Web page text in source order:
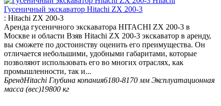
Гусеничный экскаватор Hitachi ZX 200-3
: Hitachi ZX 200-3
Аренда гусеничного экскаватора HITACHI ZX 200-3 в
Москве и области Взяв Hitachi ZX 200-3 экскаватор в аренду,
вы сможете по достоинству оценить его преимущества. Он
отличается небольшими, удобными габаритами, которые
позволяют использовать его во многих отраслях, как
промышленности, так и...
БрендHitachi Глубина копания6180-8170 мм Эксплуатационная
масса (вес)19800 кг